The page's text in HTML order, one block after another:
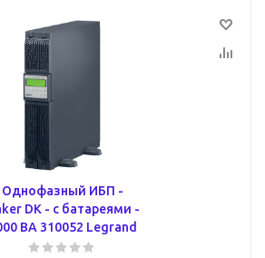
Однофазный ИБП -
DK - с батареями -
ВА 310052 Legrand